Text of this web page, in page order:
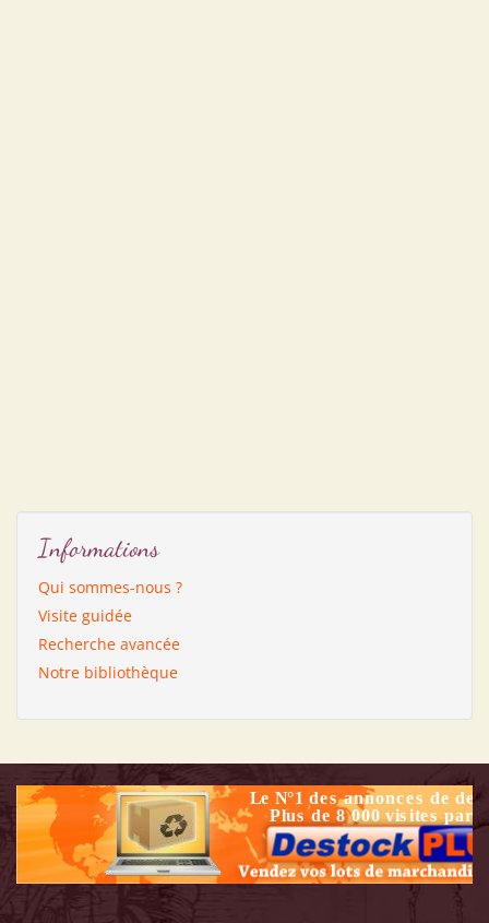
Informations
Qui sommes-nous ?
Visite guidée
Recherche avancée
Notre bibliothèque